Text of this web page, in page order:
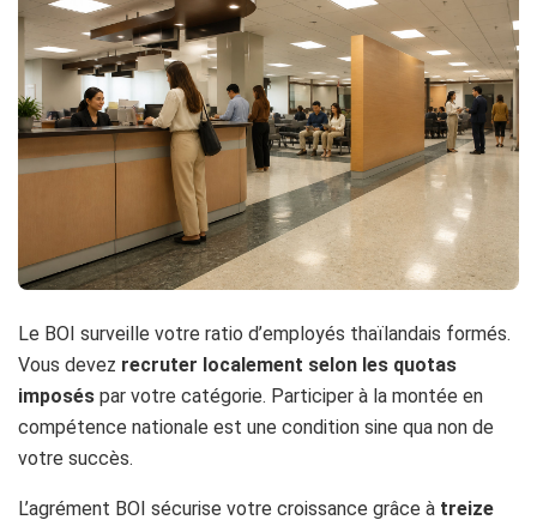
Le BOI surveille votre ratio d’employés thaïlandais formés.
Vous devez recruter localement selon les quotas
imposés par votre catégorie. Participer à la montée en
compétence nationale est une condition sine qua non de
votre succès.
L’agrément BOI sécurise votre croissance grâce à treize